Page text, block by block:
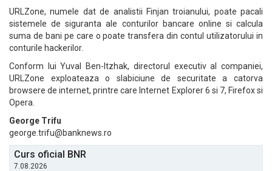
URLZone, numele dat de analistii Finjan troianului, poate pacali
sistemele de siguranta ale conturilor bancare online si calcula
suma de bani pe care o poate transfera din contul utilizatorului in
conturile hackerilor.
Conform lui Yuval Ben-Itzhak, directorul executiv al companiei,
URLZone exploateaza o slabiciune de securitate a catorva
browsere de internet, printre care Internet Explorer 6 si 7, Firefox si
Opera.
George Trifu
george.trifu@banknews.ro
Curs oficial BNR
7.08.2026